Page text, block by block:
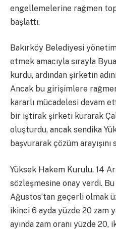
engellemelerine rağmen
başlattı.
Bakırköy Belediyesi
etmek amacıyla sırayla
kurdu, ardından şirketin
Ancak bu girişimlere rağmen
kararlı mücadelesi devam
bir iştirak şirketi kurarak
oluşturdu, ancak sendika
başvurarak çözüm arayışını
Yüksek Hakem Kurulu, 14
sözleşmesine onay verdi.
Ağustos’tan geçerli olmak
ikinci 6 ayda yüzde 20 zam
ayında zam oranı yüzde 20,